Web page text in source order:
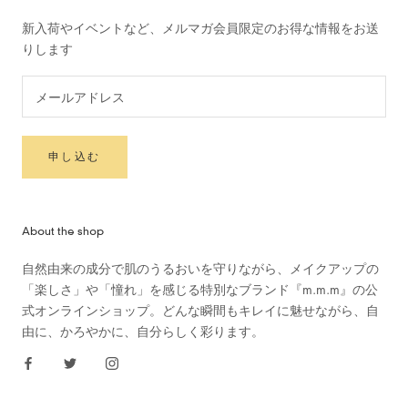
新入荷やイベントなど、メルマガ会員限定のお得な情報をお送
りします
申し込む
About the shop
自然由来の成分で肌のうるおいを守りながら、メイクアップの
「楽しさ」や「憧れ」を感じる特別なブランド『m.m.m』の公
式オンラインショップ。どんな瞬間もキレイに魅せながら、自
由に、かろやかに、自分らしく彩ります。